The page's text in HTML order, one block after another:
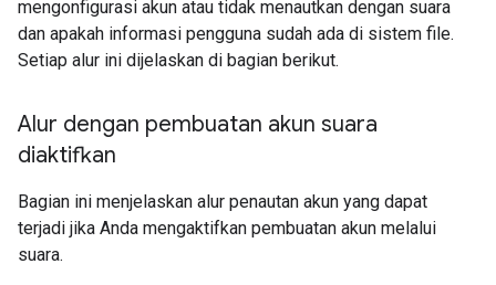
mengonfigurasi akun atau tidak menautkan dengan suara
dan apakah informasi pengguna sudah ada di sistem file.
Setiap alur ini dijelaskan di bagian berikut.
Alur dengan pembuatan akun suara
diaktifkan
Bagian ini menjelaskan alur penautan akun yang dapat
terjadi jika Anda mengaktifkan pembuatan akun melalui
suara.